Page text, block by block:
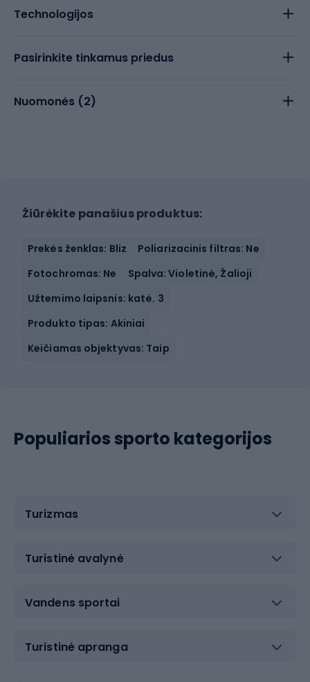
Technologijos
Pasirinkite tinkamus priedus
Nuomonės (2)
Žiūrėkite panašius produktus:
Prekės ženklas: Bliz
Poliarizacinis filtras: Ne
Fotochromas: Ne
Spalva: Violetinė, Žalioji
Užtemimo laipsnis: katė. 3
Produkto tipas: Akiniai
Keičiamas objektyvas: Taip
Populiarios sporto kategorijos
Turizmas
Turistinė avalynė
Vandens sportai
Turistinė apranga